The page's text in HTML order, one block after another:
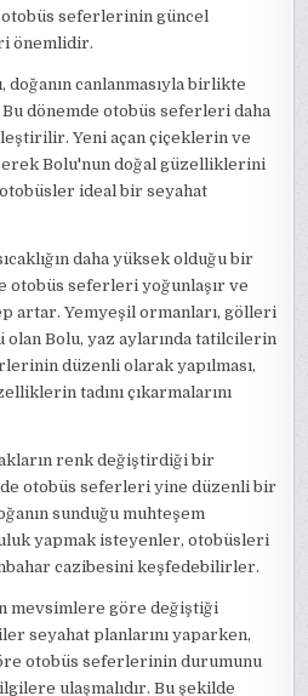
seferlerinin güncel
önemlidir.
doğanın canlanmasıyla birlikte
dönemde otobüs seferleri daha
Yeni açan çiçeklerin ve
Bolu'nun doğal güzelliklerini
ideal bir seyahat
daha yüksek olduğu bir
otobüs seferleri yoğunlaşır ve
artar. Yemyeşil ormanları, gölleri
olan Bolu, yaz aylarında tatilcilerin
düzenli olarak yapılması,
tadını çıkarmalarını
renk değiştirdiği bir
otobüs seferleri yine düzenli bir
sunduğu muhteşem
yapmak isteyenler, otobüsleri
cazibesini keşfedebilirler.
mevsimlere göre değiştiği
seyahat planlarını yaparken,
otobüs seferlerinin durumunu
ulaşmalıdır. Bu şekilde